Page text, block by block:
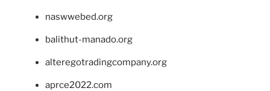
naswwebed.org
balithut-manado.org
alteregotradingcompany.org
aprce2022.com